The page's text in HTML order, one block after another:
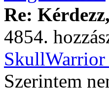
Re:
4854.
SkullWarrior
Szerintem